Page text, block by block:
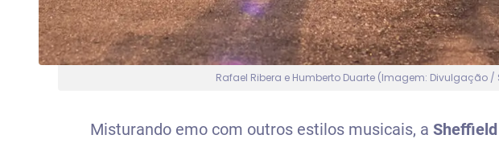
Rafael Ribera e Humberto Duarte (Imagem: Divulgação /
Misturando emo com outros estilos musicais, a Sheffield